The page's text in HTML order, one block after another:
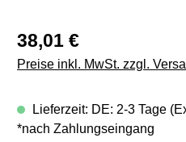
Regulärer Preis:
38,01 €
Preise inkl. MwSt. zzgl.
Lieferzeit: DE: 2-3 Tage
*nach Zahlungseingang